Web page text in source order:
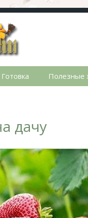
огород, дела
Готовка Полезные
дачу